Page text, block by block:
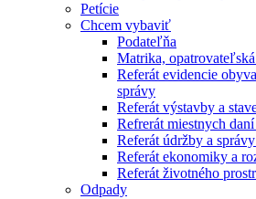
Petície
Chcem vybaviť
Podateľňa
Matrika,
Referát evidencie
správy
Referát výstavby a
Refrerát miestnych
Referát údržby a
Referát ekonomiky a
Referát životného
Odpady